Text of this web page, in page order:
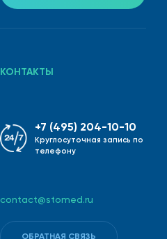
КОНТАКТЫ
+7 (495) 204-10-10
Круглосуточная запись по
телефону
contact@stomed.ru
ОБРАТНАЯ СВЯЗЬ